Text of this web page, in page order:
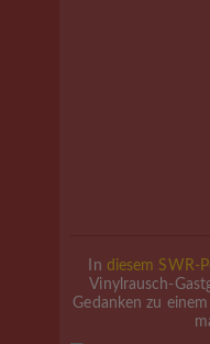
In diesem SWR-
Vinylrausch-
Gedanken zu